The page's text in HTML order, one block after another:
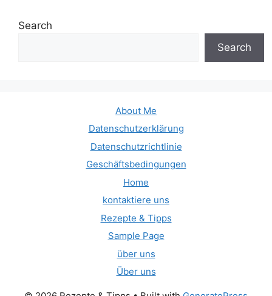
Search
Search
About Me
Datenschutzerklärung
Datenschutzrichtlinie
Geschäftsbedingungen
Home
kontaktiere uns
Rezepte & Tipps
Sample Page
über uns
Über uns